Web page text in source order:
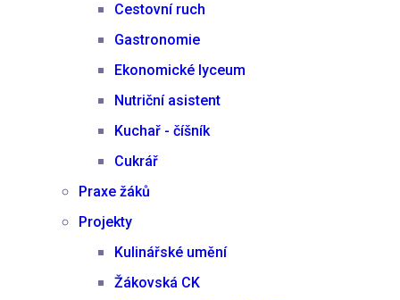
Cestovní ruch
Gastronomie
Ekonomické lyceum
Nutriční asistent
Kuchař - číšník
Cukrář
Praxe žáků
Projekty
Kulinářské umění
Žákovská CK